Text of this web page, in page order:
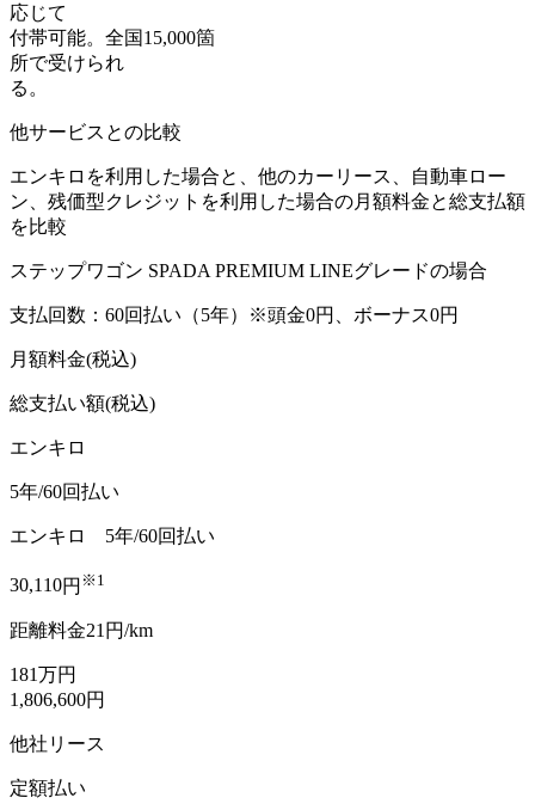
応じて
付帯可能。全国15,000箇
所で受けられ
る。
他サービスとの比較
エンキロを利用した場合と、他のカーリース、自動車ロー
ン、残価型クレジットを利用した場合の月額料金と総支払額
を比較
ステップワゴン SPADA PREMIUM LINEグレードの場合
支払回数：60回払い（5年） ※頭金0円、ボーナス0円
月額料金(税込)
総支払い額(税込)
エンキロ
5年/60回払い
エンキロ 5年/60回払い
30,110円 ※1
距離料金21 円/km
181万円
1,806,600円
他社リース
定額払い